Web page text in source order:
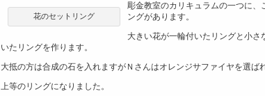
花のセットリング
彫金教室のカリキュラムの一つに、
ングがあります。
大きい花が一輪付いたリングと小さ
いたリングを作ります。
大抵の方は合成の石を入れますがＮさんはオレンジサファイヤを選ば
上等のリングになりました。